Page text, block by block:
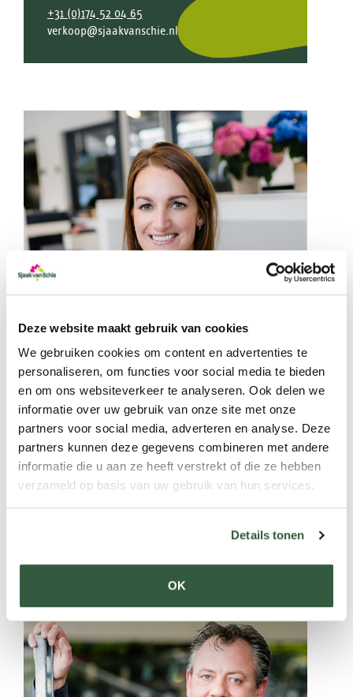
Deze website maakt gebruik van cookies
We gebruiken cookies om content en advertenties te
personaliseren, om functies voor social media te bieden
en om ons websiteverkeer te analyseren. Ook delen we
informatie over uw gebruik van onze site met onze
partners voor social media, adverteren en analyse. Deze
partners kunnen deze gegevens combineren met andere
informatie die u aan ze heeft verstrekt of die ze hebben
verzameld op basis van uw gebruik van hun services.
Details tonen
OK
+31 (0)174 52 04 65
verkoop@sjaakvanschie.nl
Anja van Staalduinen
Sales backoffice
+31 (0)174 52 04 65
backoffice@sjaakvanschie.nl